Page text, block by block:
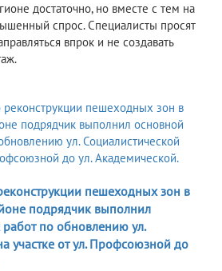
достаточно, но вместе с тем на
спрос. Специалисты просят
впрок и не создавать
пешеходных зон в
подрядчик выполнил
по обновлению ул.
участке от ул. Профсоюзной до